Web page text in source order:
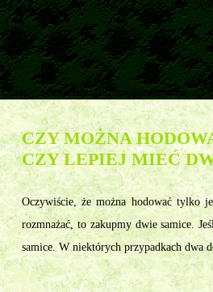
Pytania >> Agama brodata - najczęściej zadawane pytania >>
CZY MOŻNA
CZY LEPIEJ MIEĆ
Oczywiście, że można hodować tylko
rozmnażać, to zakupmy dwie samice.
samice. W niektórych przypadkach dwa